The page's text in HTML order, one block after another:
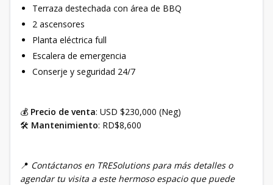
Terraza destechada con área de BBQ
2 ascensores
Planta eléctrica full
Escalera de emergencia
Conserje y seguridad 24/7
💰 Precio de venta: USD $230,000 (Neg)
🛠️ Mantenimiento: RD$8,600
📍 Contáctanos en TRESolutions para más detalles o
agendar tu visita a este hermoso espacio que puede